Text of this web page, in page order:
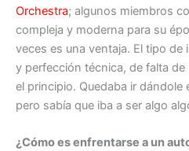
Orchestra; algunos miembros
compleja y moderna para su
veces es una ventaja. El tipo de
y perfección técnica, de falta
el principio. Quedaba ir dándole
pero sabía que iba a ser algo
¿Cómo es enfrentarse a un